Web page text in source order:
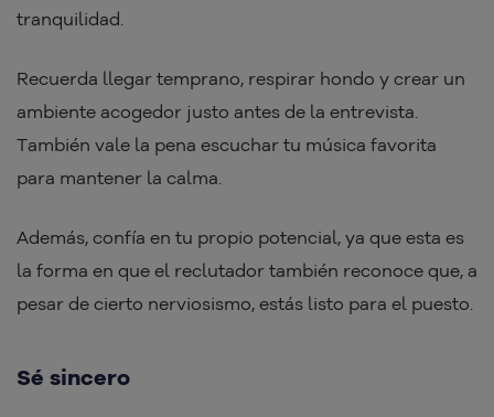
tranquilidad.
Recuerda llegar temprano, respirar hondo y crear un
ambiente acogedor justo antes de la entrevista.
También vale la pena escuchar tu música favorita
para mantener la calma.
Además, confía en tu propio potencial, ya que esta es
la forma en que el reclutador también reconoce que, a
pesar de cierto nerviosismo, estás listo para el puesto.
Sé sincero